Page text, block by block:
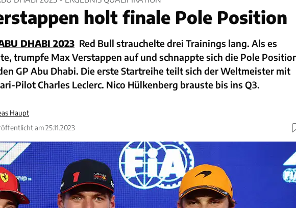
holt finale Pole Position
DHABI 2023 Red Bull strauchelte drei Trainings lang. Als es
trumpfe Max Verstappen auf und schnappte sich die Pole
GP Abu Dhabi. Die erste Startreihe teilt sich der Weltmeister mit
Pilot Charles Leclerc. Nico Hülkenberg brauste bis ins Q3.
Haupt
am 25.11.2023